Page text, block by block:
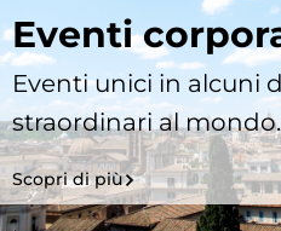
Eventi
Eventi unici in alcuni
straordinari al mondo.
Scopri di più